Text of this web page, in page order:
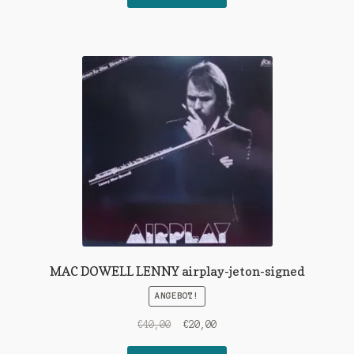
€30,00
€15,00.
MAC DOWELL LENNY airplay-jeton-signed
ANGEBOT!
€40,00
Ursprünglicher
€20,00Aktueller